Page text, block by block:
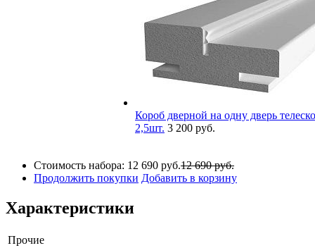
Короб дверной на одну дверь
2,5шт. 3 200 руб.
Стоимость набора: 12 690 руб.12 690 руб.
Продолжить покупки Добавить в корзину
Характеристики
Прочие